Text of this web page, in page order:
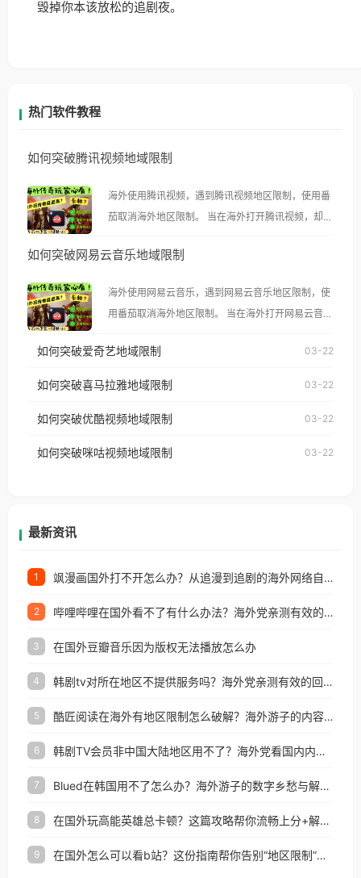
毁掉你本该放松的追剧夜。
热门软件教程
如何突破腾讯视频地域限制
海外使用腾讯视频，遇到腾讯视频地区限制，使用番
茄取消海外地区限制。 当在海外打开腾讯视频，却突
示语。 海外用户如香港、澳门、台湾、美国、加拿
像其他音乐平台一样，出现地区及版权限制问题，且
仅能在中国大陆地区播放。 遇到这个问题的朋友们，
使用番茄回国加速器，即可解决「海外用户收听腾讯
台湾、美国、加拿大、澳大利亚、欧洲等国家和地区
权限制所困扰。
如何突破网易云音乐地域限制
海外使用网易云音乐，遇到网易云音乐地区限制，使
用番茄取消海外地区限制。 当在海外打开网易云音
播放”的提示语。 海外用户如香港、澳门、台湾、美
国、加拿大、澳大利亚、欧洲等国家和地区时，网易
制问题，且仅能在中国大陆地区播放。 遇到这个问题
户收听网易云音乐地区版权限制」的问题，无论人在
如何突破爱奇艺地域限制 03-22
如何突破喜马拉雅地域限制 03-22
如何突破优酷视频地域限制 03-22
如何突破咪咕视频地域限制 03-22
最新资讯
1 飒漫画国外打不开怎么办？从追漫到追剧的海外网络自由之路
2 哔哩哔哩在国外看不了有什么办法？海外党亲测有效的回国加速解决方案
3 在国外豆瓣音乐因为版权无法播放怎么办
4 韩剧tv对所在地区不提供服务吗？海外党亲测有效的回国加速解决方案
5 酷匠阅读在海外有地区限制怎么破解？海外游子的内容归乡路
6 韩剧TV会员非中国大陆地区用不了？海外党看国内内容的加速器选择指南
7 Blued在韩国用不了怎么办？海外游子的数字乡愁与解决方案
8 在国外玩高能英雄总卡顿？这篇攻略帮你流畅上分+解锁国内影音自由
9 在国外怎么可以看b站？这份指南帮你告别“地区限制”的烦恼